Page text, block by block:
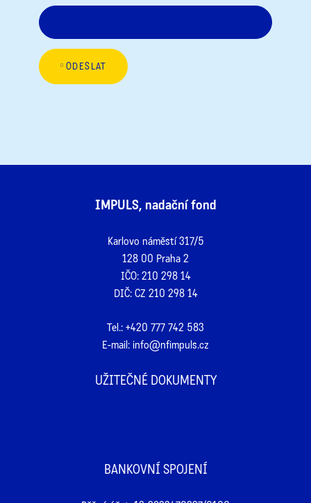
ODESLAT
IMPULS, nadační fond
Karlovo náměstí 317/5
128 00 Praha 2
IČO: 210 298 14
DIČ: CZ 210 298 14
Tel.: +420 777 742 583
E-mail: info@nfimpuls.cz
UŽITEČNÉ DOKUMENTY
BANKOVNÍ SPOJENÍ